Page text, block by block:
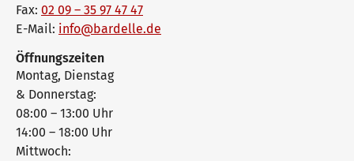
Fax: 02 09 – 35 97 47 47
E-Mail: info@bardelle.de
Öffnungszeiten
Montag, Dienstag
& Donnerstag:
08:00 – 13:00 Uhr
14:00 – 18:00 Uhr
Mittwoch: